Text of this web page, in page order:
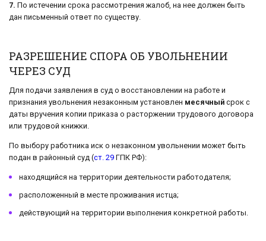
7. По истечении срока рассмотрения жалоб, на нее должен быть
дан письменный ответ по существу.
РАЗРЕШЕНИЕ СПОРА ОБ УВОЛЬНЕНИИ
ЧЕРЕЗ СУД
Для подачи заявления в суд о восстановлении на работе и
признания увольнения незаконным установлен месячный срок с
даты вручения копии приказа о расторжении трудового договора
или трудовой книжки.
По выбору работника иск о незаконном увольнении может быть
подан в районный суд (ст. 29 ГПК РФ):
находящийся на территории деятельности работодателя;
расположенный в месте проживания истца;
действующий на территории выполнения конкретной работы.